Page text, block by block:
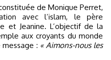
de Monique Perret,
avec l’islam, le père
et Jeanine. L’objectif de la
aux croyants du monde
: « Aimons-nous les